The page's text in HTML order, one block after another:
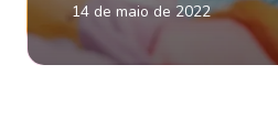
14 de maio de 2022